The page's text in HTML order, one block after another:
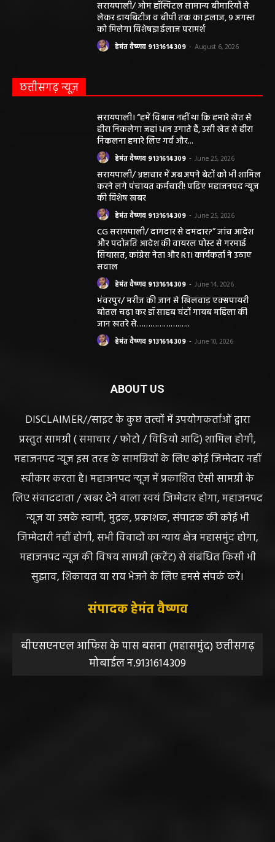
सरायपाली/ ओम हॉस्पिटल सामान्य बीमारियों से
लेकर डायबिटीज व बीपी तक का इलाज, 9 अगस्त
को मिलेगा विशेषज्ञ ईलाज परामर्श
हेमंत वैष्णव 9131614309 - August 6, 2026
छत्तीसगढ़ न्यूज़
सरायपाली। “हमें विश्वास नहीं था कि हमारे खेत से
हीरा निकलेगा जहां धान उगाते हैं, उसी खेत से हीरा
निकलना हमारे लिए गर्व और...
हेमंत वैष्णव 9131614309 - June 25, 2026
सरायपाली/ भ्रष्टाचार में अब अपने बेटों को भी शामिल
करने लगे पंचायत कर्मचारी! पढ़िए महाजनपद न्यूज
की विशेष खबर
हेमंत वैष्णव 9131614309 - June 25, 2026
CG सरायपाली/ दागदार से दमदार?” जांच आदेश
और पदोन्नति आदेश की वायरल पोस्ट से गरमाई
सियासत, कांग्रेस नेता और RTI कार्यकर्ता ने उठाए
सवाल
हेमंत वैष्णव 9131614309 - June 14, 2026
भंवरपुर/ मरीज की जान से खिलवाड़ एक्सपायरी
बोतल चढ़ा कर डॉ साहब घंटों गायब महिला की
जान खतरे से……………….…..
हेमंत वैष्णव 9131614309 - June 10, 2026
ABOUT US
DISCLAIMER//साइट के कुछ तत्वों में उपयोगकर्ताओं द्वारा
प्रस्तुत सामग्री ( समाचार / फोटो / विडियो आदि) शामिल होगी,
महाजनपद न्यूज इस तरह के सामग्रियों के लिए कोई जिम्मेदार नहीं
स्वीकार करता है। महाजनपद न्यूज में प्रकाशित ऐसी सामग्री के
लिए संवाददाता / खबर देने वाला स्वयं जिम्मेदार होगा, महाजनपद
न्यूज या उसके स्वामी, मुद्रक, प्रकाशक, संपादक की कोई भी
जिम्मेदारी नहीं होगी, सभी विवादों का न्याय क्षेत्र महासमुंद होगा,
महाजनपद न्यूज की विषय सामग्री (कटेंट) से संबंधित किसी भी
सुझाव, शिकायत या राय भेजने के लिए हमसे संपर्क करें।
संपादक हेमंत वैष्णव
बीएसएनएल आफिस के पास बसना (महासमुंद) छत्तीसगढ़
मोबाईल न.9131614309